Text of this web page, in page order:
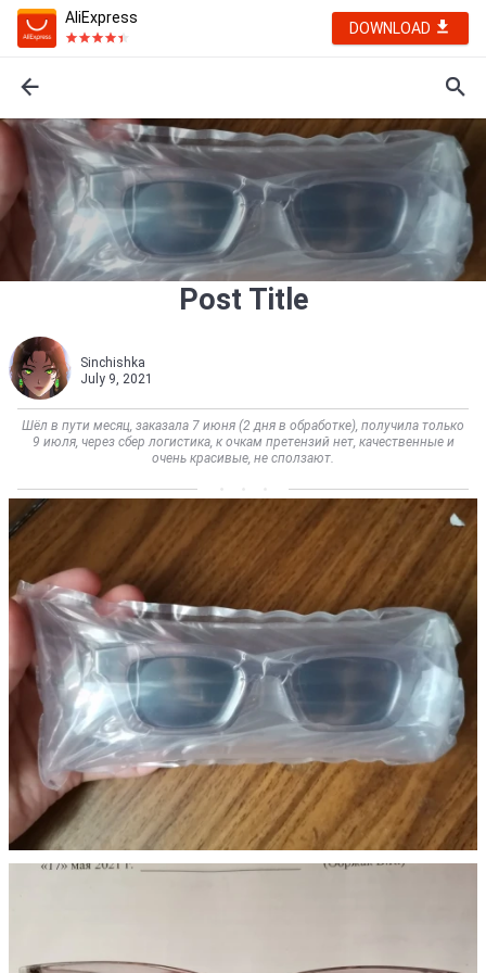
AliExpress
DOWNLOAD
Post Title
Sinchishka
July 9, 2021
Шёл в пути месяц, заказала 7 июня (2 дня в обработке), получила только
9 июля, через сбер логистика, к очкам претензий нет, качественные и
очень красивые, не сползают.